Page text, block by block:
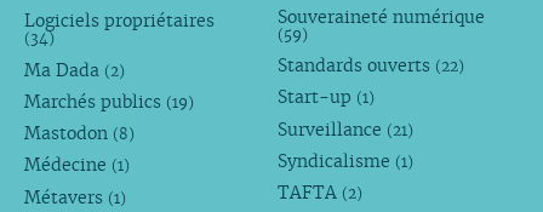
Logiciels propriétaires
(34)
Ma Dada (2)
Marchés publics (19)
Mastodon (8)
Médecine (1)
Métavers (1)
Souveraineté numérique
(59)
Standards ouverts (22)
Start-up (1)
Surveillance (21)
Syndicalisme (1)
TAFTA (2)